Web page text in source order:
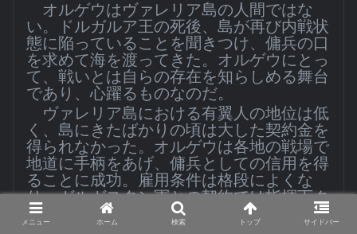
オルゲウはヴァレリア島の人間ではな
い。ドルガルア王の死後、島が再び内戦状
態に陥っていることを聞きつけ、傭兵の口
を求めて海を渡ってきた。オルゲウにとっ
て、戦いとは自らの存在を知らしめる舞台
であり、心躍るものなのだ。
ヴァレリア島における有翼人の地位は低
く、島にきたばかりの頃は大した契約金を
得られなかった。オルゲウは各地の戦場で
地道に手柄をあげ、傭兵としての信用を得
ることに成功。雇用条件は格段によくな
り、ガルガスタン軍との契約では指揮下ク
ラスの扱いを保証されている。
メニュー ホーム 検索 トップ サイドバー